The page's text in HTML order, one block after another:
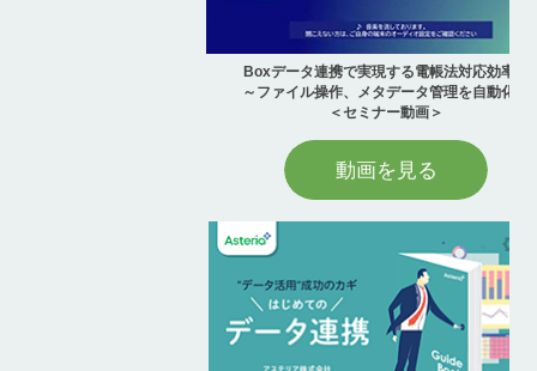
Boxデータ連携で実現する電帳法対応効率化
～ファイル操作、メタデータ管理を自動化～
＜セミナー動画＞
動画を見る